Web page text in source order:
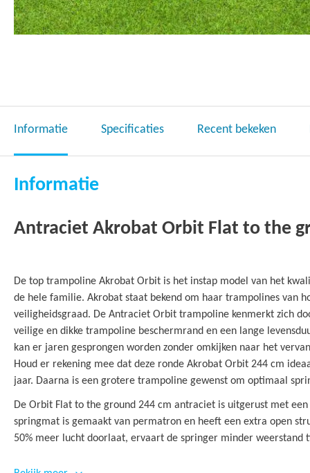
van
de
gallerij
Informatie Specificaties Recent bekeken
Informatie
Antraciet Akrobat Orbit Flat to the
De top trampoline Akrobat Orbit is het instap model van het
de hele familie. Akrobat staat bekend om haar trampolines van
veiligheidsgraad. De Antraciet Orbit trampoline kenmerkt zich
veilige en dikke trampoline beschermrand en een lange
kan er jaren gesprongen worden zonder omkijken naar het
Houd er rekening mee dat deze ronde Akrobat Orbit 244 cm
jaar. Daarna is een grotere trampoline gewenst om optimaal
De Orbit Flat to the ground 244 cm antraciet is uitgerust met een
springmat is gemaakt van permatron en heeft een extra open
50% meer lucht doorlaat, ervaart de springer minder weerstand